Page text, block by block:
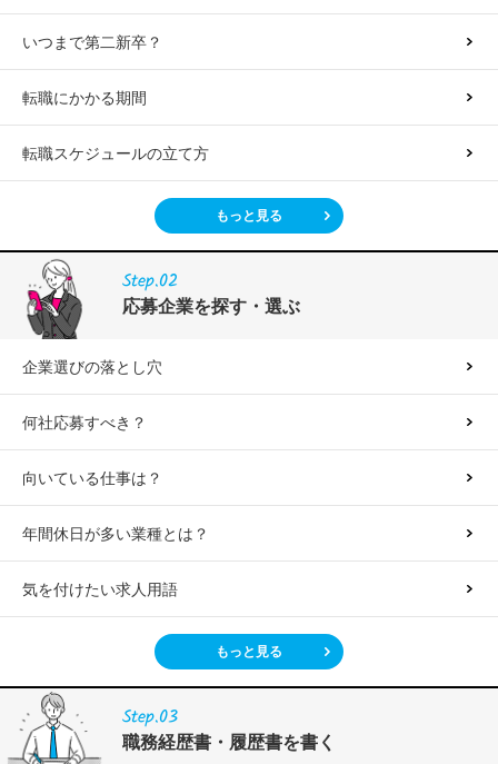
いつまで第二新卒？
転職にかかる期間
転職スケジュールの立て方
もっと見る
応募企業を探す・選ぶ
企業選びの落とし穴
何社応募すべき？
向いている仕事は？
年間休日が多い業種とは？
気を付けたい求人用語
もっと見る
職務経歴書・履歴書を書く